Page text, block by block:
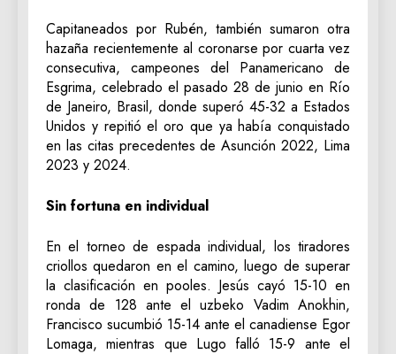
Capitaneados por Rubén, también sumaron otra
hazaña recientemente al coronarse por cuarta vez
consecutiva, campeones del Panamericano de
Esgrima, celebrado el pasado 28 de junio en Río
de Janeiro, Brasil, donde superó 45-32 a Estados
Unidos y repitió el oro que ya había conquistado
en las citas precedentes de Asunción 2022, Lima
2023 y 2024.
Sin fortuna en individual
En el torneo de espada individual, los tiradores
criollos quedaron en el camino, luego de superar
la clasificación en pooles. Jesús cayó 15-10 en
ronda de 128 ante el uzbeko Vadim Anokhin,
Francisco sucumbió 15-14 ante el canadiense Egor
Lomaga, mientras que Lugo falló 15-9 ante el